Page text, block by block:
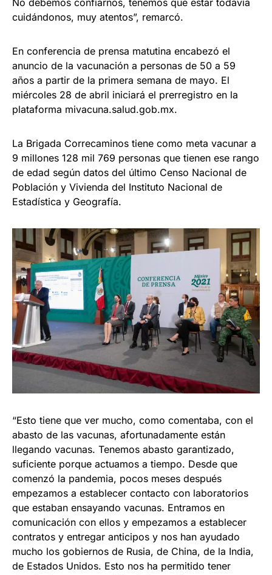
cuidándonos, muy atentos”, remarcó.
En conferencia de prensa matutina encabezó el
anuncio de la vacunación a personas de 50 a 59
años a partir de la primera semana de mayo. El
miércoles 28 de abril iniciará el prerregistro en la
plataforma mivacuna.salud.gob.mx.
La Brigada Correcaminos tiene como meta vacunar a
9 millones 128 mil 769 personas que tienen ese rango
de edad según datos del último Censo Nacional de
Población y Vivienda del Instituto Nacional de
Estadística y Geografía.
“Esto tiene que ver mucho, como comentaba, con el
abasto de las vacunas, afortunadamente están
llegando vacunas. Tenemos abasto garantizado,
suficiente porque actuamos a tiempo. Desde que
comenzó la pandemia, pocos meses después
empezamos a establecer contacto con laboratorios
que estaban ensayando vacunas. Entramos en
comunicación con ellos y empezamos a establecer
contratos y entregar anticipos y nos han ayudado
mucho los gobiernos de Rusia, de China, de la India,
de Estados Unidos. Esto nos ha permitido tener